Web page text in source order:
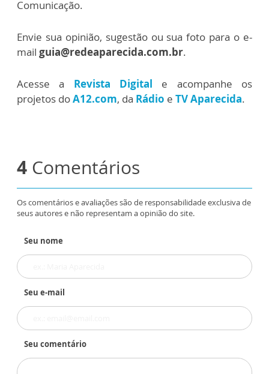
Comunicação.
Envie sua opinião, sugestão ou sua foto para o e-
mail guia@redeaparecida.com.br.
Acesse a Revista Digital e acompanhe os
projetos doA12.com, da Rádio e TV Aparecida.
4 Comentários
Os comentários e avaliações são de responsabilidade exclusiva de
seus autores e não representam a opinião do site.
Seu nome
Seu e-mail
Seu comentário